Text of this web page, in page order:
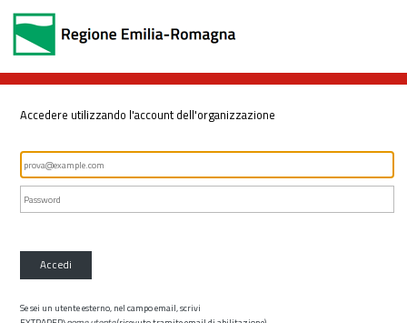
Accedere utilizzando l'account dell'organizzazione
Accedi
Se sei un utente esterno, nel campo email, scrivi